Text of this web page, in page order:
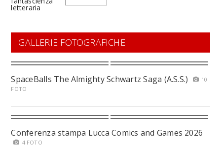
GALLERIE FOTOGRAFICHE
SpaceBalls The Almighty Schwartz Saga (A.S.S.)
10
FOTO
Conferenza stampa Lucca Comics and Games 2026
4 FOTO